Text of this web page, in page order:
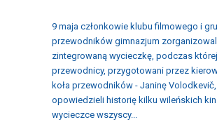
9 maja członkowie klubu filmowego i
przewodników gimnazjum
zintegrowaną wycieczkę, podczas
przewodnicy, przygotowani przez
koła przewodników - Janinę Volodkevič,
opowiedzieli historię kilku wileńskich
wycieczce wszyscy...